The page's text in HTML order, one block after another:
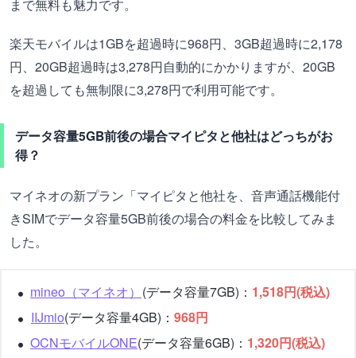
まで無料も魅力です。
楽天モバイルは1GBを超過時に968円、3GB超過時に2,178
円、20GB超過時は3,278円自動的にかかりますが、20GB
を超過しても無制限に3,278円で利用可能です。
データ容量5GB前後の場合マイピタと他社はどっちがお
得？
マイネオの新プラン「マイピタと他社を、音声通話機能付
きSIMでデータ容量5GB前後の場合の料金を比較してみま
した。
mineo（マイネオ） (データ容量7GB)： 1,518円(税込)
IIJmio(データ容量4GB)： 968円
OCNモバイルONE(データ容量6GB)： 1,320円(税込)